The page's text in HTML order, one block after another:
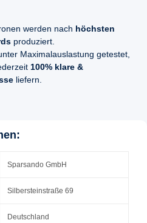
werden nach höchsten
produziert.
Maximalauslastung getestet,
100% klare &
liefern.
Sparsando GmbH
Silbersteinstraße 69
Deutschland